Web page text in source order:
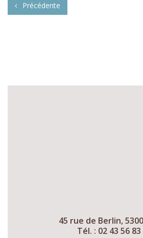
Précédente
45 rue de Berlin,
Tél. : 02 43 56 83